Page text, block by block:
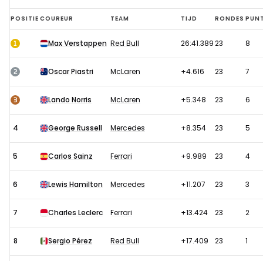
F1
GP
Oostenrijk
uitslagen
Sprintrace
POSITIE COUREUR TEAM TIJD RONDES
1 Max Verstappen Red Bull 26:41.38923 8
2 Oscar Piastri McLaren +4.616 23 7
3 Lando Norris McLaren +5.348 23 6
4 George Russell Mercedes +8.354 23 5
5 Carlos Sainz Ferrari +9.989 23 4
6 Lewis Hamilton Mercedes +11.207 23 3
7 Charles Leclerc Ferrari +13.424 23 2
8 Sergio Pérez Red Bull +17.409 23 1